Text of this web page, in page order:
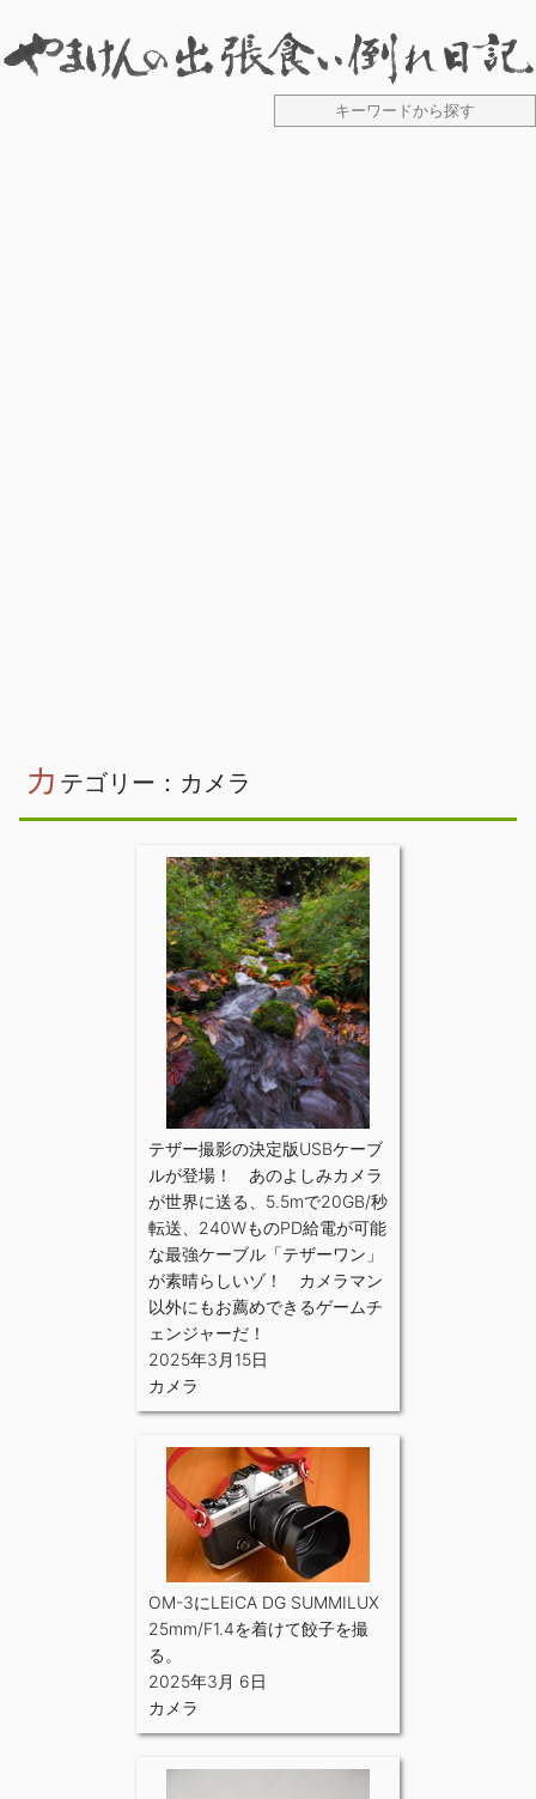
カ テゴリー：カメラ
テザー撮影の決定版USBケーブ
ルが登場！ あのよしみカメラ
が世界に送る、5.5mで20GB/秒
転送、240WものPD給電が可能
な最強ケーブル「テザーワン」
が素晴らしいゾ！ カメラマン
以外にもお薦めできるゲームチ
ェンジャーだ！
2025年3月15日
カメラ
OM-3にLEICA DG SUMMILUX
25mm/F1.4を着けて餃子を撮
る。
2025年3月 6日
カメラ